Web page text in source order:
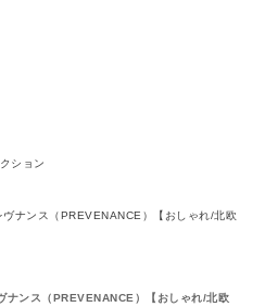
ンス（PREVENANCE）【おしゃれ/北欧